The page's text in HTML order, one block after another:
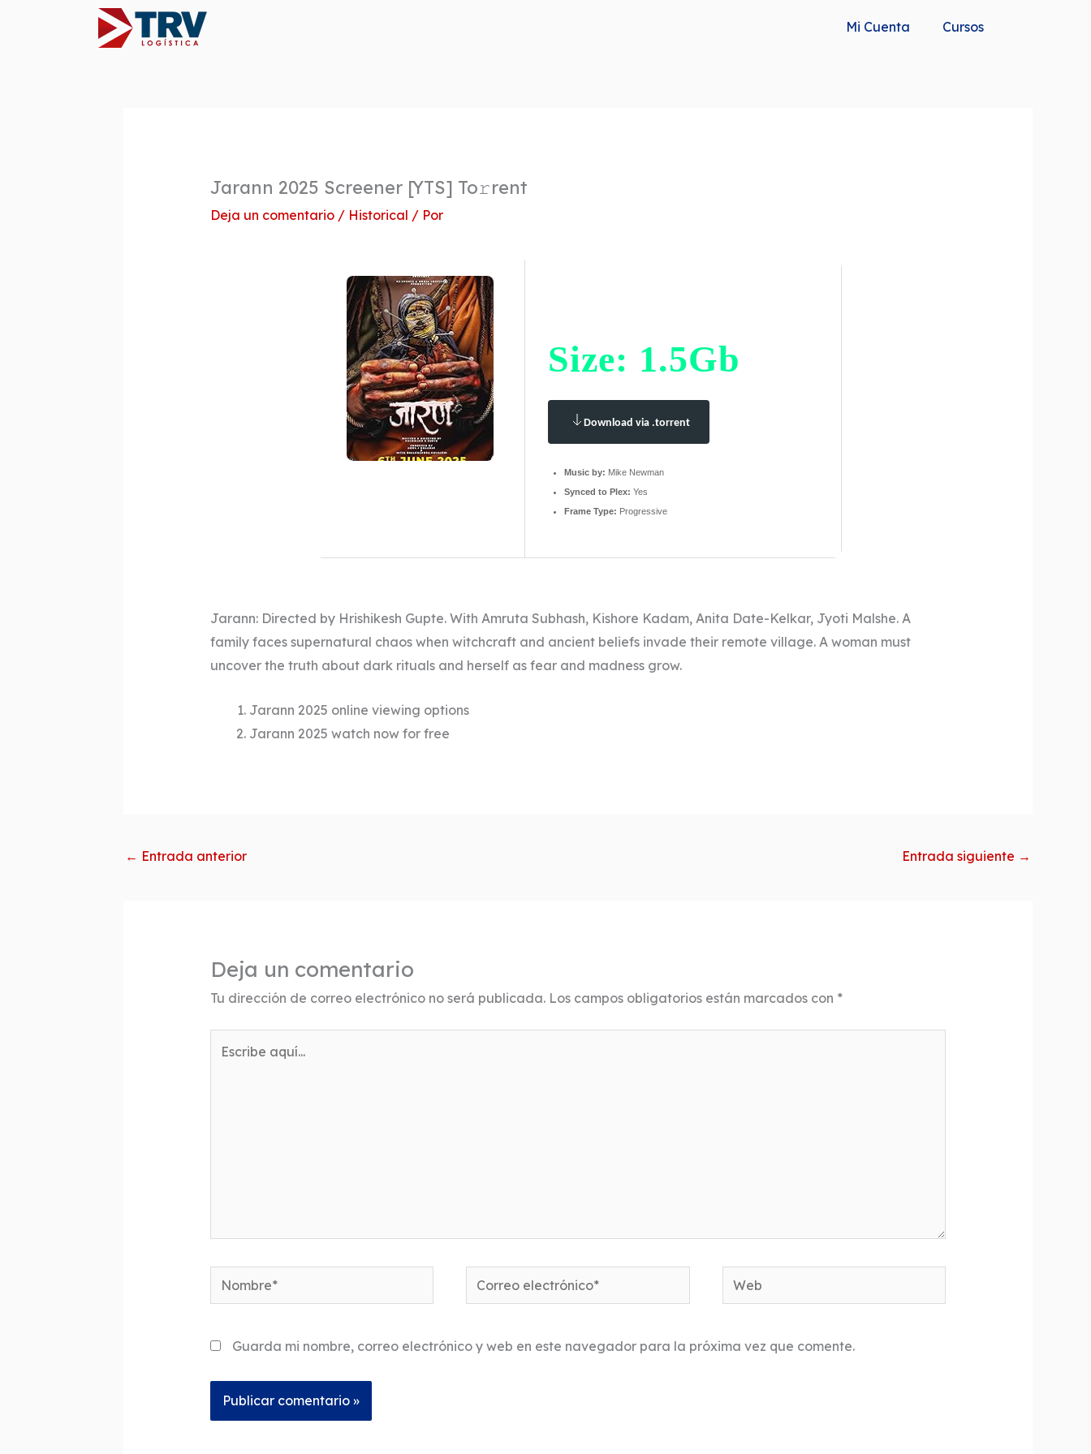
Mi Cuenta Cursos
Jarann 2025 Screener [YTS] To𝚛rent
Deja un comentario / Historical / Por
Size: 1.5Gb
Download via .torrent
Music by: Mike Newman
Synced to Plex: Yes
Frame Type: Progressive
Jarann: Directed by Hrishikesh Gupte. With Amruta Subhash, Kishore Kadam, Anita Date-Kelkar, Jyoti Malshe. A
family faces supernatural chaos when witchcraft and ancient beliefs invade their remote village. A woman must
uncover the truth about dark rituals and herself as fear and madness grow.
Jarann 2025 online viewing options
Jarann 2025 watch now for free
← Entrada anterior Entrada siguiente →
Deja un comentario
Tu dirección de correo electrónico no será publicada. Los campos obligatorios están marcados con *
Nombre*
Correo
electrónico*
Web
Guarda mi nombre, correo electrónico y web en este navegador para la próxima vez que comente.